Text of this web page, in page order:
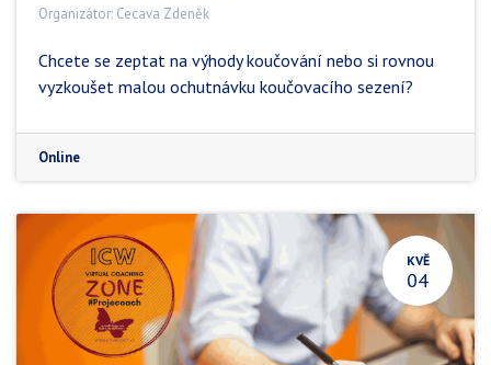
Organizátor: Cecava Zdeněk
Chcete se zeptat na výhody koučování nebo si rovnou
vyzkoušet malou ochutnávku koučovacího sezení?
Online
KVĚ
04